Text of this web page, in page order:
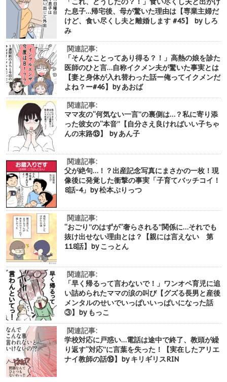
た息子…帰宅後、母が驚いた理由は【専業主婦だ
けど、食い尽くし夫と離婚します #45】 by しろ
み
関連記事:
「そんなことってあり得る？！」高熱の娘を診た
医師のひと言…自称イクメン夫が驚いた事実とは
【妻と身体が入れ替わった話ー俺ってイクメンだ
よね？ー#46】by あおば
関連記事:
ママ友の“何気ない一言”の裏側は…？私に寄り添
った彼女の“本音”【自分さえ良ければいい子ちゃ
んの末路⑬】 by あん子
関連記事:
父が絶句…！？出産記念写真にまさかの一枚！現
像後に発覚した衝撃の事実「子育てバッチコイ！
8話-4」by 松本ぷりっつ
関連記事:
“おごり”のはずが“奢らされる”関係に…それでも
抜け出せない理由とは？【親には言えない 第
118話】by こっとん
関連記事:
「早く帰るって言わないで！」ワンオペ育児に追
い詰められたママの涙の叫び【グズる長男と産後
メンタルのせいでいっぱいいっぱいになった話
③】by もっこ
関連記事:
学校対応に戸惑い…電話は途中で終了、教頭が繰
り返す“対応”に言葉を失った！【実在したアリエ
ナイ教師の話⑲】by キリギリスRIN